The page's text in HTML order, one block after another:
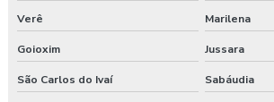
Verê Marilena
Goioxim Jussara
São Carlos do Ivaí Sabáudia